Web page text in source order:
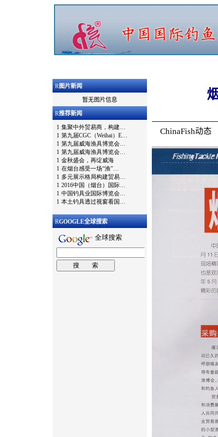
R图片新闻
暂无图片信息
R推荐新闻
RGOOGLE全球搜索
ChinaFish动